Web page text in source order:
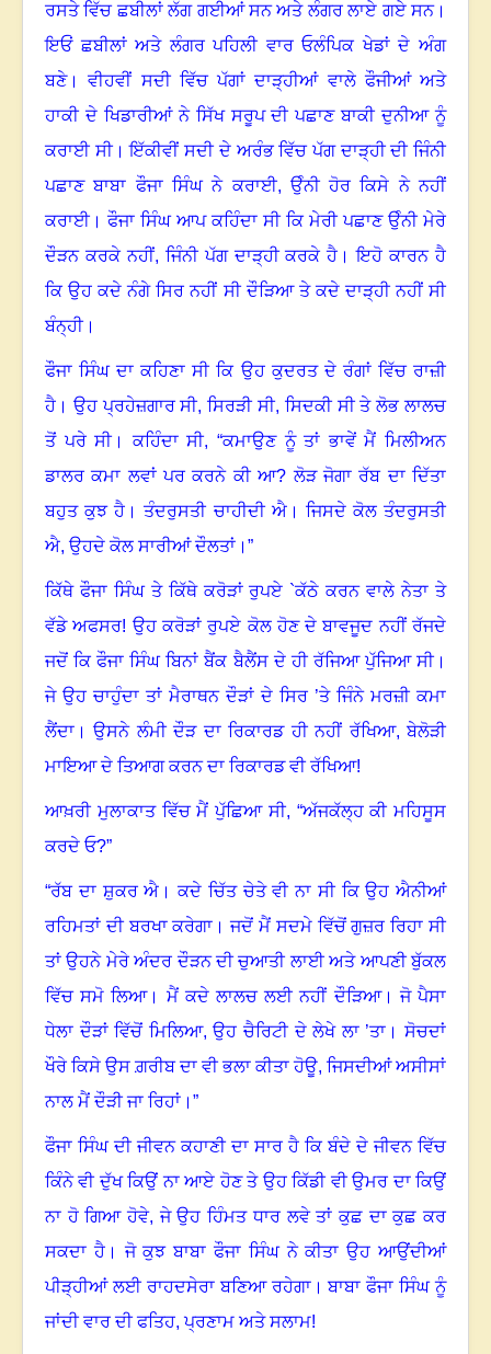
ਰਸਤੇ ਵਿੱਚ ਛਬੀਲਾਂ ਲੱਗ ਗਈਆਂ ਸਨ ਅਤੇ ਲੰਗਰ ਲਾਏ ਗਏ ਸਨ।
ਇਓਂ ਛਬੀਲਾਂ ਅਤੇ ਲੰਗਰ ਪਹਿਲੀ ਵਾਰ ਓਲੰਪਿਕ ਖੇਡਾਂ ਦੇ ਅੰਗ
ਬਣੇ।ਵੀਹਵੀਂ ਸਦੀ ਵਿੱਚ ਪੱਗਾਂ ਦਾੜ੍ਹੀਆਂ ਵਾਲੇ ਫੌਜੀਆਂ ਅਤੇ
ਹਾਕੀ ਦੇ ਖਿਡਾਰੀਆਂ ਨੇ ਸਿੱਖ ਸਰੂਪ ਦੀ ਪਛਾਣ ਬਾਕੀ ਦੁਨੀਆ ਨੂੰ
ਕਰਾਈ ਸੀ।ਇੱਕੀਵੀਂ ਸਦੀ ਦੇ ਅਰੰਭ ਵਿੱਚ ਪੱਗ ਦਾੜ੍ਹੀ ਦੀ ਜਿੰਨੀ
ਪਛਾਣ ਬਾਬਾ ਫੌਜਾ ਸਿੰਘ ਨੇ ਕਰਾਈ, ਉੰਨੀ ਹੋਰ ਕਿਸੇ ਨੇ ਨਹੀਂ
ਕਰਾਈ।ਫੌਜਾ ਸਿੰਘ ਆਪ ਕਹਿੰਦਾ ਸੀ ਕਿ ਮੇਰੀ ਪਛਾਣ ਉੰਨੀ ਮੇਰੇ
ਦੌੜਨ ਕਰਕੇ ਨਹੀਂ, ਜਿੰਨੀ ਪੱਗ ਦਾੜ੍ਹੀ ਕਰਕੇ ਹੈ ।ਇਹੋ ਕਾਰਨ ਹੈ
ਕਿ ਉਹ ਕਦੇ ਨੰਗੇ ਸਿਰ ਨਹੀਂ ਸੀ ਦੌੜਿਆ ਤੇ ਕਦੇ ਦਾੜ੍ਹੀ ਨਹੀਂ ਸੀ
ਬੰਨ੍ਹੀ।
ਫੌਜਾ ਸਿੰਘ ਦਾ ਕਹਿਣਾ ਸੀ ਕਿ ਉਹ ਕੁਦਰਤ ਦੇ ਰੰਗਾਂ ਵਿੱਚ ਰਾਜ਼ੀ
ਹੈ । ਉਹ ਪ੍ਰਹੇਜ਼ਗਾਰ ਸੀ,ਸਿਰੜੀ ਸੀ, ਸਿਦਕੀ ਸੀ ਤੇ ਲੋਭ ਲਾਲਚ
ਤੋਂ ਪਰੇ ਸੀ।ਕਹਿੰਦਾ ਸੀ, “ਕਮਾਉਣ ਨੂੰ ਤਾਂ ਭਾਵੇਂ ਮੈਂ ਮਿਲੀਅਨ
ਡਾਲਰ ਕਮਾ ਲਵਾਂ ਪਰ ਕਰਨੇ ਕੀ ਆ?ਲੋੜ ਜੋਗਾ ਰੱਬ ਦਾ ਦਿੱਤਾ
ਬਹੁਤ ਕੁਝ ਹੈ ।ਤੰਦਰੁਸਤੀ ਚਾਹੀਦੀ ਐ। ਜਿਸਦੇ ਕੋਲ ਤੰਦਰੁਸਤੀ
ਐ, ਉਹਦੇ ਕੋਲ ਸਾਰੀਆਂ ਦੌਲਤਾਂ ।”
ਕਿੱਥੇ ਫੌਜਾ ਸਿੰਘ ਤੇ ਕਿੱਥੇ ਕਰੋੜਾਂ ਰੁਪਏ `ਕੱਠੇ ਕਰਨ ਵਾਲੇ ਨੇਤਾ ਤੇ
ਵੱਡੇ ਅਫਸਰ! ਉਹ ਕਰੋੜਾਂ ਰੁਪਏ ਕੋਲ ਹੋਣ ਦੇ ਬਾਵਜੂਦ ਨਹੀਂ ਰੱਜਦੇ
ਜਦੋਂ ਕਿ ਫੌਜਾ ਸਿੰਘ ਬਿਨਾਂ ਬੈਂਕ ਬੈਲੈਂਸ ਦੇ ਹੀ ਰੱਜਿਆ ਪੁੱਜਿਆ ਸੀ।
ਜੇ ਉਹ ਚਾਹੁੰਦਾ ਤਾਂ ਮੈਰਾਥਨ ਦੌੜਾਂ ਦੇ ਸਿਰ ’ਤੇ ਜਿੰਨੇ ਮਰਜ਼ੀ ਕਮਾ
ਲੈਂਦਾ ।ਉਸਨੇ ਲੰਮੀ ਦੌੜ ਦਾ ਰਿਕਾਰਡ ਹੀ ਨਹੀਂ ਰੱਖਿਆ, ਬੇਲੋੜੀ
ਮਾਇਆ ਦੇ ਤਿਆਗ ਕਰਨ ਦਾ ਰਿਕਾਰਡ ਵੀ ਰੱਖਿਆ!
ਆਖ਼ਰੀ ਮੁਲਾਕਾਤ ਵਿੱਚ ਮੈਂ ਪੁੱਛਿਆ ਸੀ, “ਅੱਜਕੱਲ੍ਹ ਕੀ ਮਹਿਸੂਸ
ਕਰਦੇ ਓ?”
“ਰੱਬ ਦਾ ਸ਼ੁਕਰ ਐ ।ਕਦੇ ਚਿੱਤ ਚੇਤੇ ਵੀ ਨਾ ਸੀ ਕਿ ਉਹ ਐਨੀਆਂ
ਰਹਿਮਤਾਂ ਦੀ ਬਰਖਾ ਕਰੇਗਾ ।ਜਦੋਂ ਮੈਂ ਸਦਮੇ ਵਿੱਚੋਂ ਗੁਜ਼ਰ ਰਿਹਾ ਸੀ
ਤਾਂ ਉਹਨੇ ਮੇਰੇ ਅੰਦਰ ਦੌੜਨ ਦੀ ਚੁਆਤੀ ਲਾਈ ਅਤੇ ਆਪਣੀ ਬੁੱਕਲ
ਵਿੱਚ ਸਮੋ ਲਿਆ। ਮੈਂ ਕਦੇ ਲਾਲਚ ਲਈ ਨਹੀਂ ਦੌੜਿਆ।ਜੋ ਪੈਸਾ
ਧੇਲਾ ਦੌੜਾਂ ਵਿੱਚੋਂ ਮਿਲਿਆ,ਉਹ ਚੈਰਿਟੀ ਦੇ ਲੇਖੇ ਲਾ ’ਤਾ ।ਸੋਚਦਾਂ
ਖੌਰੇ ਕਿਸੇ ਉਸ ਗ਼ਰੀਬ ਦਾ ਵੀ ਭਲਾ ਕੀਤਾ ਹੋਊ, ਜਿਸਦੀਆਂ ਅਸੀਸਾਂ
ਨਾਲ ਮੈਂ ਦੌੜੀ ਜਾ ਰਿਹਾਂ ।”
ਫੌਜਾ ਸਿੰਘ ਦੀ ਜੀਵਨ ਕਹਾਣੀ ਦਾ ਸਾਰ ਹੈ ਕਿ ਬੰਦੇ ਦੇ ਜੀਵਨ ਵਿੱਚ
ਕਿੰਨੇ ਵੀ ਦੁੱਖ ਕਿਉਂ ਨਾ ਆਏ ਹੋਣ ਤੇ ਉਹ ਕਿੱਡੀ ਵੀ ਉਮਰ ਦਾ ਕਿਉਂ
ਨਾ ਹੋ ਗਿਆ ਹੋਵੇ,ਜੇ ਉਹ ਹਿੰਮਤ ਧਾਰ ਲਵੇ ਤਾਂ ਕੁਛ ਦਾ ਕੁਛ ਕਰ
ਸਕਦਾ ਹੈ।ਜੋ ਕੁਝ ਬਾਬਾ ਫੌਜਾ ਸਿੰਘ ਨੇ ਕੀਤਾ ਉਹ ਆਉਂਦੀਆਂ
ਪੀੜ੍ਹੀਆਂ ਲਈ ਰਾਹਦਸੇਰਾ ਬਣਿਆ ਰਹੇਗਾ।ਬਾਬਾ ਫੌਜਾ ਸਿੰਘ ਨੂੰ
ਜਾਂਦੀ ਵਾਰ ਦੀ ਫਤਿਹ,ਪ੍ਰਣਾਮ ਅਤੇ ਸਲਾਮ!